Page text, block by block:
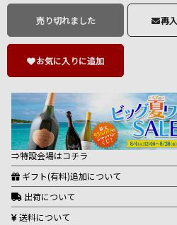
売り切れました 再
お気に入りに追加
⇒特設会場はコチラ
ギフト(有料)追加について
出荷について
送料について